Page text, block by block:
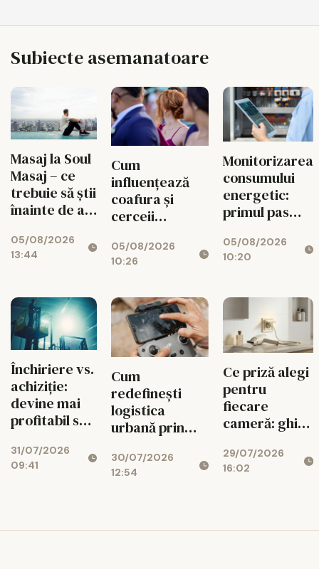
Subiecte asemanatoare
Masaj la Soul
Masaj – ce
trebuie să știi
înainte de a
programare?
05/08/2026
13:44
Cum
influențează
coafura și
cerceii
care o lași la
prima vedere:
pentru un look
coerent
05/08/2026
10:26
Monitorizarea
consumului
energetic:
primul pas
reducerea
costurilor
05/08/2026
10:20
Închiriere vs.
achiziție:
devine mai
profitabil să
nacelă
electrică?!
31/07/2026
09:41
Cum
redefinești
logistica
urbană prin
transporturilor
ultrarapide cu
30/07/2026
12:54
Ce priză alegi
pentru
fiecare
cameră: ghid
pentru
renovare
29/07/2026
16:02